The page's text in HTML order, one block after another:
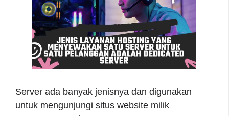
Server ada banyak jenisnya dan digunakan
untuk mengunjungi situs website milik